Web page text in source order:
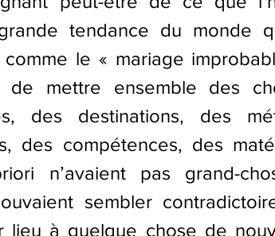
tendance du monde
le « mariage
mettre ensemble des
des destinations, des
des compétences, des
n’avaient pas grand-
sembler
lieu à quelque chose de